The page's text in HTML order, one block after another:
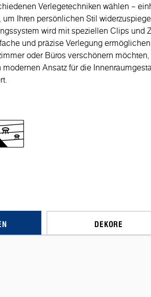
Verlegetechniken wählen –
um Ihren persönlichen Stil
wird mit speziellen Clips und
und präzise Verlegung
oder Büros verschönern
Ansatz für die
DEKORE